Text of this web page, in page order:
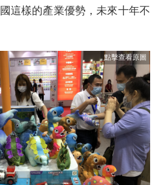
這樣的產業優勢，未來十年不